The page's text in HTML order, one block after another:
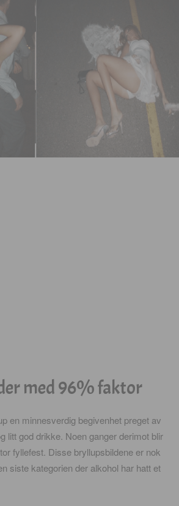
med 96% faktor
en minnesverdig begivenhet preget av
litt god drikke. Noen ganger derimot blir
fyllefest. Disse bryllupsbildene er nok
siste kategorien der alkohol har hatt et